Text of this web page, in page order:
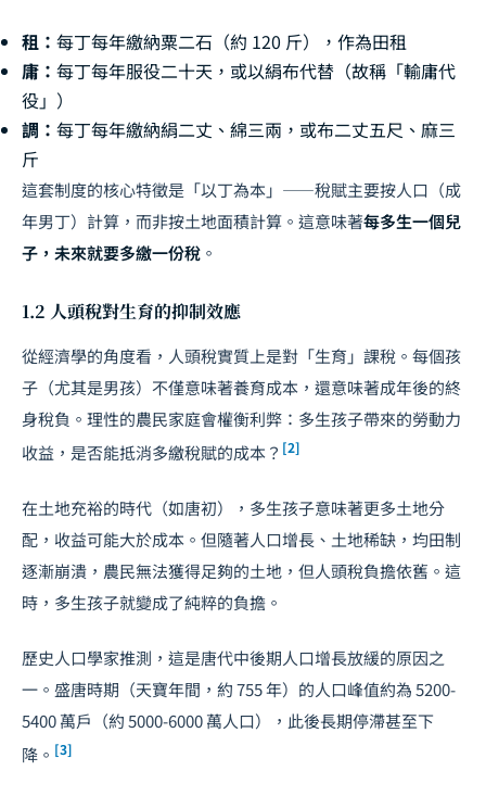
租： 每丁每年繳納粟二石（約 120 斤），作為田租
庸： 每丁每年服役二十天，或以絹布代替（故稱「輸庸代
役」）
調： 每丁每年繳納絹二丈、綿三兩，或布二丈五尺、麻三
斤
這套制度的核心特徵是「以丁為本」——稅賦主要按人口（成
年男丁）計算，而非按土地面積計算。這意味著每多生一個兒
子，未來就要多繳一份稅 。
1.2 人頭稅對生育的抑制效應
從經濟學的角度看，人頭稅實質上是對「生育」課稅。每個孩
子（尤其是男孩）不僅意味著養育成本，還意味著成年後的終
身稅負。理性的農民家庭會權衡利弊：多生孩子帶來的勞動力
收益，是否能抵消多繳稅賦的成本？ [2]
在土地充裕的時代（如唐初），多生孩子意味著更多土地分
配，收益可能大於成本。但隨著人口增長、土地稀缺，均田制
逐漸崩潰，農民無法獲得足夠的土地，但人頭稅負擔依舊。這
時，多生孩子就變成了純粹的負擔。
歷史人口學家推測，這是唐代中後期人口增長放緩的原因之
一。盛唐時期（天寶年間，約 755 年）的人口峰值約為 5200-
5400 萬戶（約 5000-6000 萬人口），此後長期停滯甚至下
降。 [3]